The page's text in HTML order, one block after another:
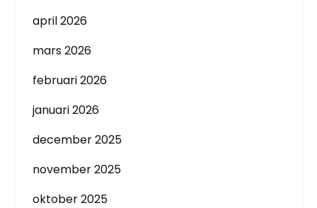
april 2026
mars 2026
februari 2026
januari 2026
december 2025
november 2025
oktober 2025